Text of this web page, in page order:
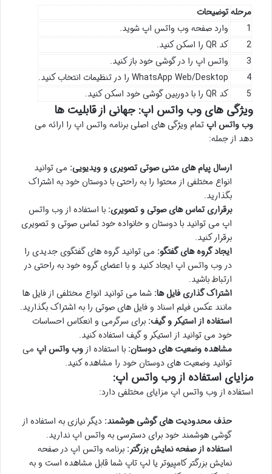
مرحلهتوضیحات
1
وارد صفحه وب واتس اپ شوید.
2
کد QR را اسکن کنید.
3
واتس اپ را در گوشی خود باز کنید.
4
WhatsApp Web/Desktop را در تنظیمات انتخاب کنید.
5
کد QR را با دوربین گوشی خود اسکن کنید.
ویژگی های وب واتس اپ: جهانی از قابلیت ها
وب واتس اپتمام ویژگی های اصلی برنامه واتس اپ را ارائه می
دهد از جمله:
ارسال پیام های متنی صوتی تصویری و ویدیویی: می توانید
انواع مختلفی از محتوا را به راحتی با دوستان خود به اشتراک
بگذارید.
برقراری تماس های صوتی و تصویری: با استفاده از وب واتس
اپ می توانید با دوستان و خانواده خود تماس صوتی و تصویری
برقرار کنید.
ایجاد گروه های گفتگو: می توانید گروه های گفتگوی جدیدی را
در وب واتس اپ ایجاد کنید و با اعضای گروه خود به راحتی در
ارتباط باشید.
اشتراک گذاری فایل ها: شما می توانید انواع مختلفی از فایل ها
مانند عکس فیلم اسناد و فایل های صوتی را به اشتراک بگذارید.
استفاده از استیکر و گیف: برای سرگرمی و انعکاس احساسات
خود می توانید از استیکر و گیف استفاده کنید.
مشاهده وضعیت های دوستان: با استفاده از وب واتس اپ می
توانید وضعیت های دوستان خود را مشاهده کنید.
مزایای استفاده از وب واتس اپ:
استفاده از وب واتس اپ مزایای مختلفی دارد:
حذف محدودیت های گوشی هوشمند: دیگر نیازی به استفاده از
گوشی هوشمند خود برای دسترسی به واتس اپ ندارید.
استفاده از صفحه نمایش بزرگتر: برنامه واتس اپ در صفحه
نمایش بزرگتر کامپیوتر یا لپ تاپ شما قابل مشاهده است و به